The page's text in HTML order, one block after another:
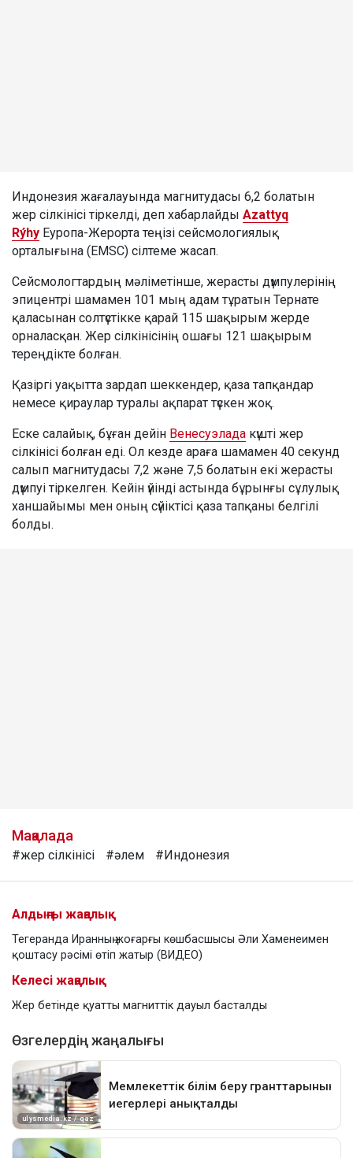
Индонезия жағалауында магнитудасы 6,2 болатын
жер сілкінісі тіркелді, деп хабарлайды Azattyq
Rýhy Еуропа-Жерорта теңізі сейсмологиялық
орталығына (EMSC) сілтеме жасап.
Сейсмологтардың мәліметінше, жерасты дүмпулерінің
эпицентрі шамамен 101 мың адам тұратын Тернате
қаласынан солтүстікке қарай 115 шақырым жерде
орналасқан. Жер сілкінісінің ошағы 121 шақырым
тереңдікте болған.
Қазіргі уақытта зардап шеккендер, қаза тапқандар
немесе қираулар туралы ақпарат түскен жоқ.
Еске салайық, бұған дейін Венесуэлада күшті жер
сілкінісі болған еді. Ол кезде араға шамамен 40 секунд
салып магнитудасы 7,2 және 7,5 болатын екі жерасты
дүмпуі тіркелген. Кейін үйінді астында бұрынғы сұлулық
ханшайымы мен оның сүйіктісі қаза тапқаны белгілі
болды.
Мақалада
#жер сілкінісі #әлем #Индонезия
Алдыңғы жаңалық
Тегеранда Иранның жоғарғы көшбасшысы Әли Хаменеимен
қоштасу рәсімі өтіп жатыр (ВИДЕО)
Келесі жаңалық
Жер бетінде қуатты магниттік дауыл басталды